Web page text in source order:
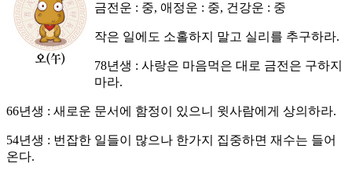
금전운 : 중, 애정운 : 중, 건강운 : 중
작은 일에도 소홀하지 말고 실리를 추구하라.
78년생 : 사랑은 마음먹은 대로 금전은 구하지
마라.
66년생 : 새로운 문서에 함정이 있으니 윗사람에게 상의하라.
54년생 : 번잡한 일들이 많으나 한가지 집중하면 재수는 들어
온다.